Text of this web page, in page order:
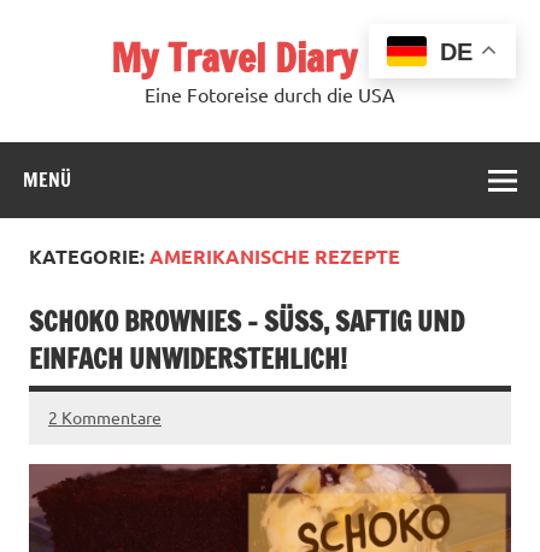
My Travel Diary USA
Eine Fotoreise durch die USA
MENÜ
KATEGORIE:AMERIKANISCHE REZEPTE
SCHOKO BROWNIES – SÜSS, SAFTIG UND E
INFACH UNWIDERSTEHLICH!
2 Kommentare
DE